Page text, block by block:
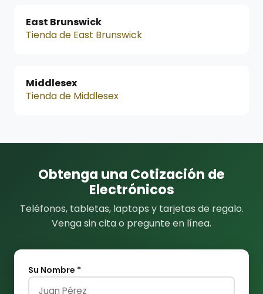
East Brunswick
Tienda de East Brunswick
Middlesex
Tienda de Middlesex
Obtenga una Cotización de
Electrónicos
Teléfonos, tabletas, laptops y tarjetas de regalo.
Venga sin cita o pregunte en línea.
Su Nombre *